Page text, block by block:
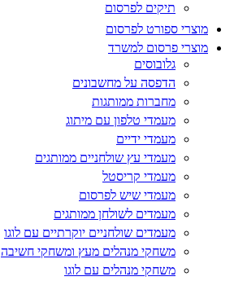
תיקים לפרסום
מוצרי ספורט לפרסום
מוצרי פרסום למשרד
גלובוסים
הדפסה על מחשבונים
מחברות ממותגות
מעמדי טלפון עם מיתוג
מעמדי ידיים
מעמדי עץ שולחניים ממותגים
מעמדי קריסטל
מעמדי שיש לפרסום
מעמדים לשולחן ממותגים
מעמדים שולחניים יוקרתיים עם לוגו
משחקי מנהלים מעץ ומשחקי חשיבה
משחקי מנהלים עם לוגו